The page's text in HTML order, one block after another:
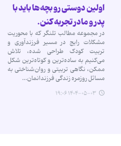
اولین دوستی رو بچه‌ها باید با
پدر و مادر تجربه کنن.
در مجموعه مطالب تلنگر که با محوریت
مشکلات رایج در مسیر فرزندآوری و
تربیت کودک طراحی شده، تلاش
می‌کنیم به ساده‌ترین و کوتاه‌ترین شکل
ممکن، نگاهی تربیتی و روان‌شناختی به
مسائل روزمره زندگی فرزندانمان…
۱۴۰۴-۰۵-۰۳ ۱۹:۰۶